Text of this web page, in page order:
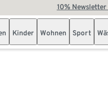
10% Newsletter
Kinder Wohnen Sport